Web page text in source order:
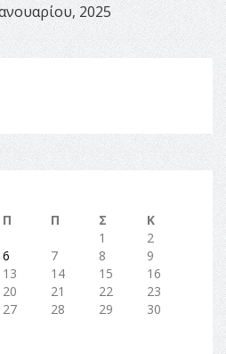
2025
Π Π Σ
Κ
1
2
6 7 8
9
13 14 15
16
20 21 22
23
27 28 29
30